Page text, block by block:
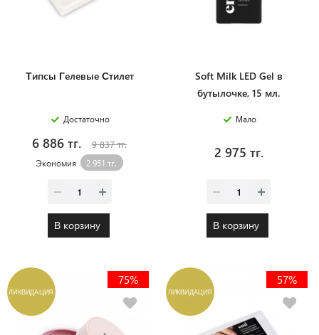
Типсы Гелевые Стилет
Достаточно
6 886 тг. 9 837 тг.
Экономия 2 951 тг.
В корзину
Soft Milk LED Gel в
бутылочке, 15 мл.
Мало
2 975 тг.
В корзину
ЛИКВИДАЦИЯ
75%
ЛИКВИДАЦИЯ
57%